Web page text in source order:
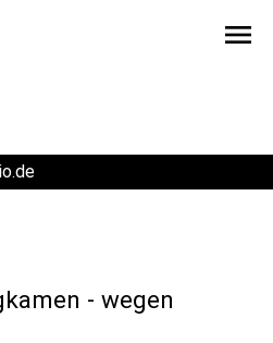
menu
pixelio.de
- wegen